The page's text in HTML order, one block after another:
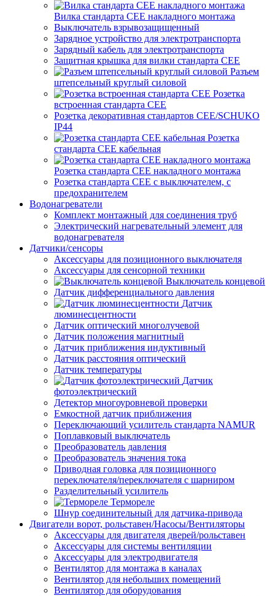
Вилка стандарта CEE накладного монтажа
Выключатель взрывозащищенный
Зарядное устройство для электротранспорта
Зарядный кабель для электротранспорта
Защитная крышка для вилки стандарта CEE
Разъем
штепсельный круглый силовой
Розетка
встроенная стандарта CEE
Розетка декоративная стандартов CEE/SCHUKO
IP44
Розетка
стандарта СЕЕ кабельная
Розетка стандарта СЕЕ накладного монтажа
Розетка стандарта СЕЕ с выключателем, с
предохранителем
Водонагреватели
Комплект монтажный для соединения труб
Электрический нагревательный элемент для
водонагревателя
Датчики/сенсоры
Аксессуары для позиционного выключателя
Аксессуары для сенсорной техники
Выключатель концевой
Датчик дифференциального давления
Датчик
люминесцентности
Датчик оптический многолучевой
Датчик положения магнитный
Датчик приближения индуктивный
Датчик расстояния оптический
Датчик температуры
Датчик
фотоэлектрический
Детектор многоуровневой проверки
Емкостной датчик приближения
Переключающий усилитель стандарта NAMUR
Поплавковый выключатель
Преобразователь давления
Преобразователь значения тока
Приводная головка для позиционного
переключателя/переключателя с шарниром
Разделительный усилитель
Термореле
Шнур соединительный для датчика-привода
Двигатели ворот, рольставен/Насосы/Вентиляторы
Аксессуары для двигателя дверей/рольставен
Аксессуары для системы вентиляции
Аксессуары для электродвигателя
Вентилятор для монтажа в каналах
Вентилятор для небольших помещений
Вентилятор для оборудования